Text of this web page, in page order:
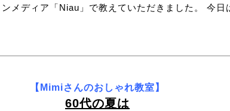
ンメディア「Niau」で教えていただきました。 今日
【Mimiさんのおしゃれ教室】
60代の夏は